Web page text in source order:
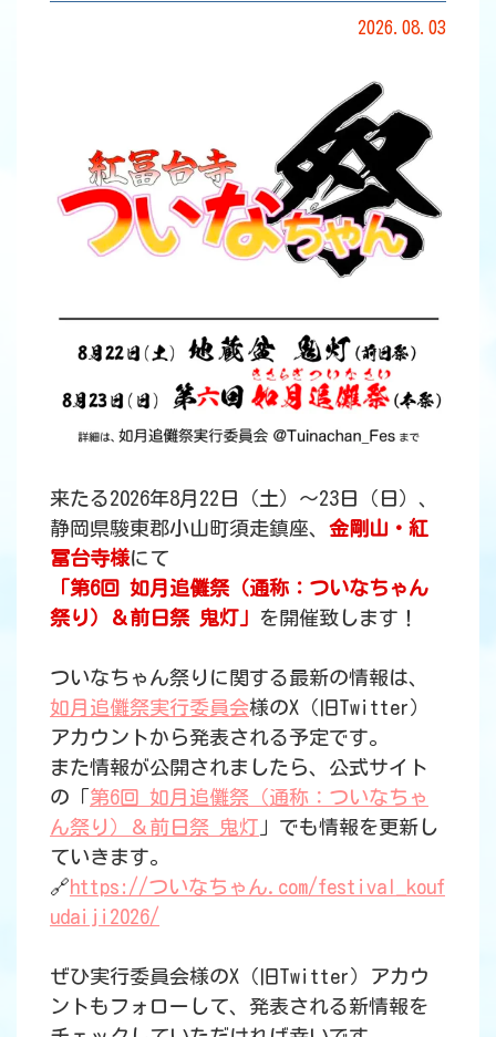
2026.08.03
来たる2026年8月22日（土）～23日（日）、
静岡県駿東郡小山町須走鎮座、 金剛山・紅
冨台寺様にて
「第6回 如月追儺祭（通称：ついなちゃん
祭り）＆前日祭 鬼灯」
を開催致します！
ついなちゃん祭りに関する最新の情報は、
如月追儺祭実行委員会様のX（旧Twitter）
アカウントから発表される予定です。
また情報が公開されましたら、公式サイト
の「第6回 如月追儺祭（通称：ついなちゃ
ん祭り）＆前日祭 鬼灯 」でも情報を更新し
ていきます。
🔗https://ついなちゃん.com/festival_kouf
udaiji2026/
ぜひ実行委員会様のX（旧Twitter）アカウ
ントもフォローして、発表される新情報を